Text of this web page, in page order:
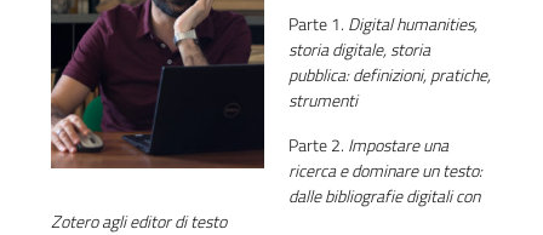
Parte 1. Digital humanities,
storia digitale, storia
pubblica: definizioni, pratiche,
strumenti
Parte 2. Impostare una
ricerca e dominare un testo:
dalle bibliografie digitali con
Zotero agli editor di testo